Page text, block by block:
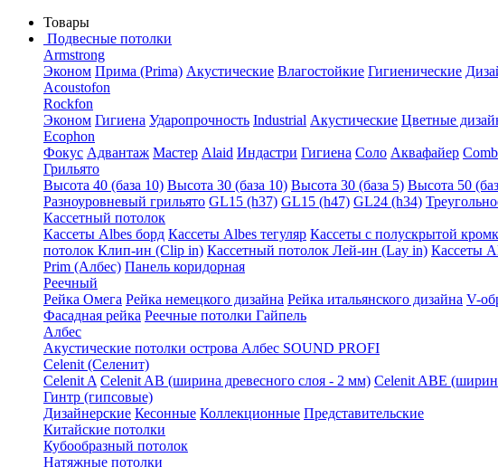
Товары
Подвесные потолки
Armstrong
Эконом Прима (Prima) Акустические Влагостойкие Гигиенические
Acoustofon
Rockfon
Эконом Гигиена Ударопрочность Industrial Акустические Цветные
Ecophon
Фокус Адвантаж Мастер Alaid Индастри Гигиена Соло Аквафайер
Грильято
Высота 40 (база 10) Высота 30 (база 10) Высота 30 (база 5) Высота 50
Разноуровневый грильято GL15 (h37) GL15 (h47) GL24 (h34)
Кассетный потолок
Кассеты Albes борд Кассеты Albes тегуляр Кассеты с полускрытой
потолок Клип-ин (Clip in) Кассетный потолок Лей-ин (Lay in) Кассеты
Prim (Албес) Панель коридорная
Реечный
Рейка Омега Рейка немецкого дизайна Рейка итальянского дизайна V-
Фасадная рейка Реечные потолки Гайпель
Албес
Акустические потолки острова Албес SOUND PROFI
Celenit (Селенит)
Celenit A Celenit AB (ширина древесного слоя - 2 мм) Celenit ABE
Гинтр (гипсовые)
Дизайнерские Кесонные Коллекционные Представительские
Китайские потолки
Кубообразный потолок
Натяжные потолки